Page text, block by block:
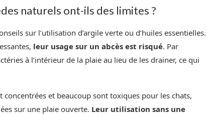
naturels ont-ils des limites ?
sur l’utilisation d’argile verte ou d’huiles essentielles.
leur usage sur un abcès est risqué. Par
à l’intérieur de la plaie au lieu de les drainer, ce qui
et beaucoup sont toxiques pour les chats,
sur une plaie ouverte. Leur utilisation sans une